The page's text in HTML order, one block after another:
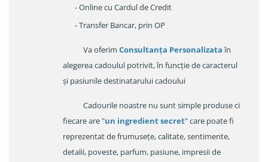
- Online cu Cardul de Credit
- Transfer Bancar, prin OP
Va oferim Consultanța Personalizataîn
alegerea cadoulul potrivit, în funcție de caracterul
și pasiunile destinatarului cadoului
Cadourile noastre nu sunt simple produse ci
fiecare are "un ingredient secret" care poate fi
reprezentat de frumusețe, calitate, sentimente,
detalii, poveste, parfum, pasiune, impresii de